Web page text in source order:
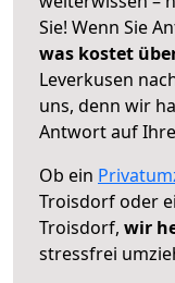
Sie! Wenn Sie
was kostet
Leverkusen
uns, denn wir
Antwort auf
Ob ein
Troisdorf oder
Troisdorf, wir
stressfrei